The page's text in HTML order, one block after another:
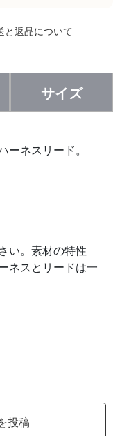
と返品について
サイズ
ーネスリード。
い。素材の特性
ネスとリードは一
投稿